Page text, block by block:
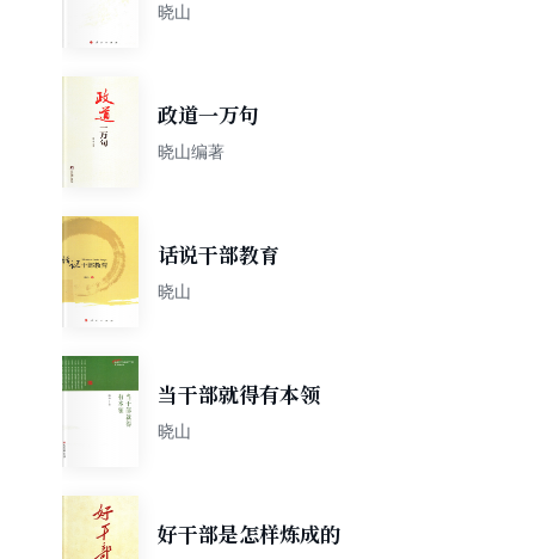
晓山
政道一万句
晓山编著
话说干部教育
晓山
当干部就得有本领
晓山
好干部是怎样炼成的